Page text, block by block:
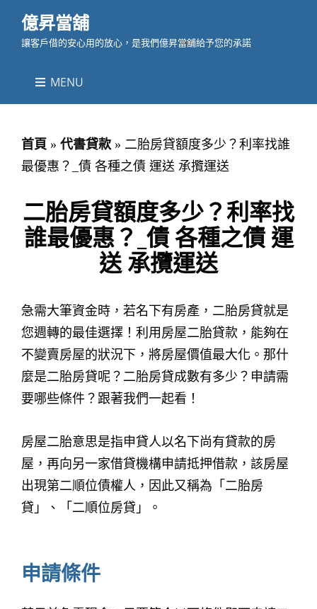
億昇當舖
讓客戶借的安心用的放心，是我們億昇當舖給予您的承諾
MENU
首頁 » 代書貸款 » 二胎房貸額度多少？利率找誰
最優惠？_債 各種之債 運送 承攬運送
二胎房貸額度多少？利率找
誰最優惠？_債 各種之債 運
送 承攬運送
急需大筆資金時，若名下有房產，二胎房貸就是
您週轉的最佳選擇！利用房屋二胎貸款，能夠在
不變賣房屋的狀況下，將房屋價值最大化。那什
麼是二胎房貸呢？二胎房貸成數有多少？申請需
要哪些條件？跟著我們一起看！
房屋二胎意思是指申貸人以名下尚有貸款的房
屋，再向另一家借貸機構申請抵押借款，該房屋
出現第二順位債權人，因此又稱為「二胎房
貸」、「二順位房貸」。
申請條件